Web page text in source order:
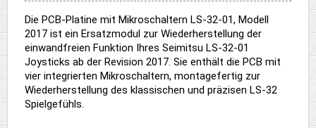
Die PCB-Platine mit Mikroschaltern LS-32-01, Modell
2017 ist ein Ersatzmodul zur Wiederherstellung der
einwandfreien Funktion Ihres Seimitsu LS-32-01
Joysticks ab der Revision 2017. Sie enthält die PCB mit
vier integrierten Mikroschaltern, montagefertig zur
Wiederherstellung des klassischen und präzisen LS-32
Spielgefühls.